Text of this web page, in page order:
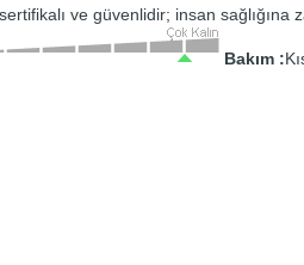
ve güvenlidir; insan sağlığına
Bakım :